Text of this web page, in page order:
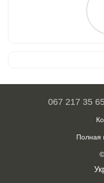
067 217 35
Полная